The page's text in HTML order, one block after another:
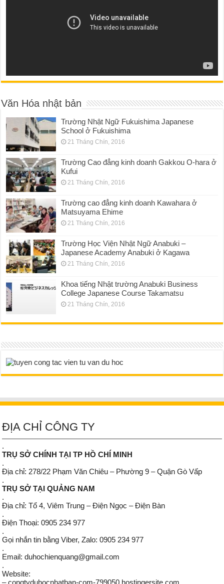
Văn Hóa nhật bản
Trường Nhật Ngữ Fukuishima Japanese
School ở Fukuishima
21 Tháng Chín, 2016
Trường Cao đẳng kinh doanh Gakkou O-hara ở
Kufui
21 Tháng Chín, 2016
Trường cao đẳng kinh doanh Kawahara ở
Matsuyama Ehime
21 Tháng Chín, 2016
Trường Học Viện Nhật Ngữ Anabuki –
Japanese Academy Anabuki ở Kagawa
21 Tháng Chín, 2016
Khoa tiếng Nhật trường Anabuki Business
College Japanese Course Takamatsu
21 Tháng Chín, 2016
ĐỊA CHỈ CÔNG TY
.
TRỤ SỞ CHÍNH TẠI TP HỒ CHÍ MINH
.
Địa chỉ: 278/22 Phạm Văn Chiêu – Phường 9 – Quận Gò Vấp
.
TRỤ SỞ TẠI QUẢNG NAM
.
Địa chỉ: Tổ 4, Viêm Trung – Điện Ngọc – Điện Bàn
.
Điện Thoại: 0905 234 977
.
Gọi nhắn tin bằng Viber, Zalo: 0905 234 977
.
Email: duhochienquang@gmail.com
.
Website:
– congtyduhocnhatban-com-799050.hostingersite.com